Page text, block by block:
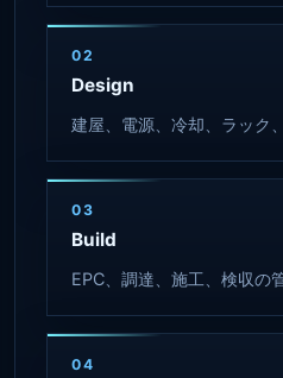
02
Design
建屋、電源、冷却、ラック
03
Build
EPC、調達、施工、検収の
04